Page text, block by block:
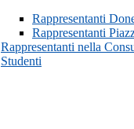
Rappresentanti
Rappresentanti
Rappresentanti nella
Studenti